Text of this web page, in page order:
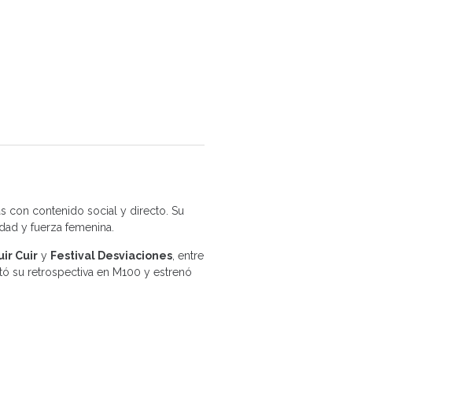
con contenido social y directo. Su
y fuerza femenina.
Cuir y Festival Desviaciones , entre
su retrospectiva en M100 y estrenó